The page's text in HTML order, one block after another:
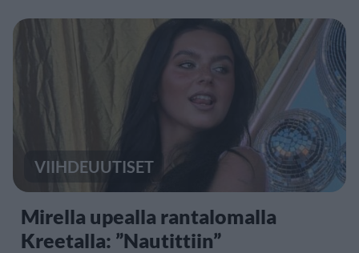
VIIHDEUUTISET
Mirella upealla rantalomalla
Kreetalla: ”Nautittiin”